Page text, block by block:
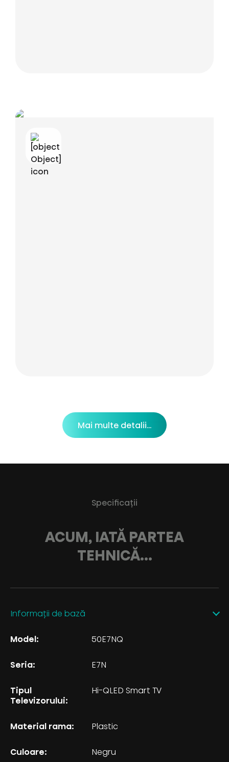
Mai multe detalii...
Specificaţii
ACUM, IATĂ PARTEA
TEHNICĂ...
Informații de bază
Model: 50E7NQ
Seria: E7N
Tipul
Televizorului:
Hi-QLED Smart TV
Material rama: Plastic
Culoare: Negru